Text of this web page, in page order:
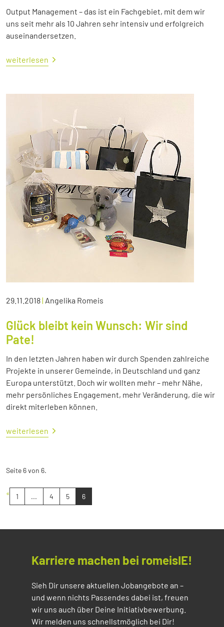
Output Management – das ist ein Fachgebiet, mit dem wir
uns seit mehr als 10 Jahren sehr intensiv und erfolgreich
auseinandersetzen.
weiterlesen
29.11.2018| Angelika Romeis
Glück bleibt kein Wunsch: Wir sind
Pate!
In den letzten Jahren haben wir durch Spenden zahlreiche
Projekte in unserer Gemeinde, in Deutschland und ganz
Europa unterstützt. Doch wir wollten mehr – mehr Nähe,
mehr persönliches Engagement, mehr Veränderung, die wir
direkt miterleben können.
weiterlesen
Seite 6 von 6.
« 1 ... 4 5 6
Karriere machen bei romeisIE!
Sieh Dir unsere aktuellen Jobangebote an –
und wenn nichts Passendes dabei ist, freuen
wir uns auch über Deine Initiativbewerbung.
Wir melden uns schnellstmöglich bei Dir!